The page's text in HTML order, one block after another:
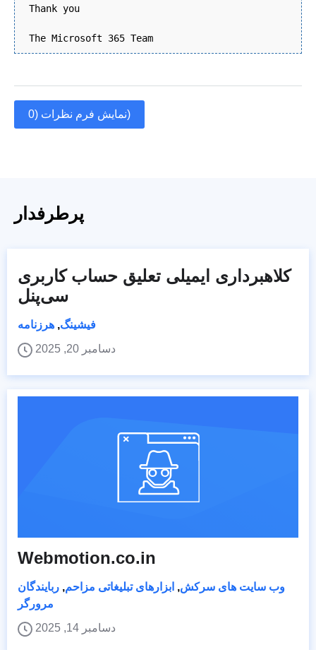
Thank you
The Microsoft 365 Team
نمایش فرم نظرات (0)
پرطرفدار
کلاهبرداری ایمیلی تعلیق حساب کاربری
سی‌پنل
فیشینگ, هرزنامه
دسامبر 20, 2025
Webmotion.co.in
وب سایت های سرکش, ابزارهای تبلیغاتی مزاحم, ربایندگان
مرورگر
دسامبر 14, 2025